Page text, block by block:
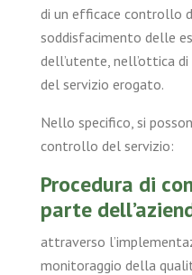
di un efficace controllo
soddisfacimento delle
dell’utente, nell’ottica
del servizio erogato.
Nello specifico, si
controllo del servizio:
Procedura di
parte
attraverso
monitoraggio della